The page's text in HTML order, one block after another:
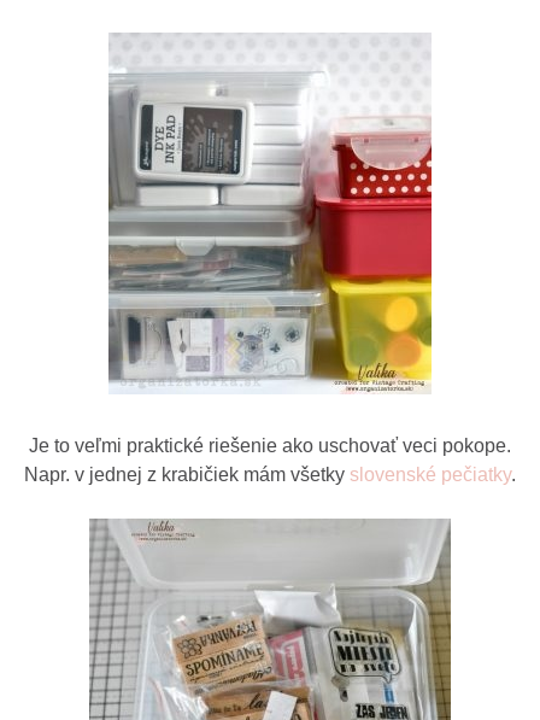
Je to veľmi praktické riešenie ako uschovať veci pokope.
Napr. v jednej z krabičiek mám všetky slovenské pečiatky.